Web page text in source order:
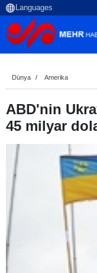
Dünya Amerika
ABD'nin
45 milyar